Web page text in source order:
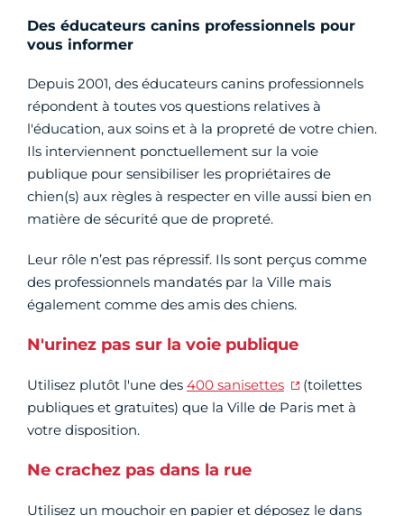
Des éducateurs canins professionnels pour
vous informer
Depuis 2001, des éducateurs canins professionnels
répondent à toutes vos questions relatives à
l'éducation, aux soins et à la propreté de votre chien.
Ils interviennent ponctuellement sur la voie
publique pour sensibiliser les propriétaires de
chien(s) aux règles à respecter en ville aussi bien en
matière de sécurité que de propreté.
Leur rôle n’est pas répressif. Ils sont perçus comme
des professionnels mandatés par la Ville mais
également comme des amis des chiens.
N'urinez pas sur la voie publique
Utilisez plutôt l'une des 400 sanisettes
(toilettes
publiques et gratuites) que la Ville de Paris met à
votre disposition.
Ne crachez pas dans la rue
Utilisez un mouchoir en papier et déposez le dans